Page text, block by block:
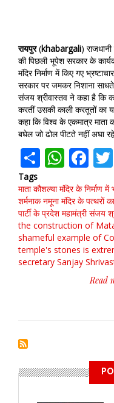
रायपुर(khabargali)
की पिछली भूपेश सरकार के
मंदिर निर्माण में किए गए
सरकार पर जमकर निशाना साधते
संजय श्रीवास्तव ने कहा है कि
करतीं उसकी काली करतूतों का
कहा कि विश्व के एकमात्र माता
बघेल जो ढोल पीटते नहीं अघा
Share
Tags
माता कौशल्या मंदिर के निर्माण
शर्मनाक नमूना मंदिर के पत्थरों
पार्टी के प्रदेश महामंत्री संजय
the construction of
shameful example of
temple's stones is
secretary Sanjay
Read